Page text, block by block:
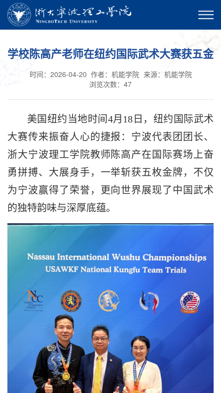
学校陈高产老师在纽约国际武术大赛获五金
时间：2026-04-20 作者：机能学院 来源：机能学院
浏览次数： 47
美国纽约当地时间4月18日，纽约国际武术
大赛传来振奋人心的捷报：宁波代表团团长、
浙大宁波理工学院教师陈高产在国际赛场上奋
勇拼搏、大展身手，一举斩获五枚金牌，不仅
为宁波赢得了荣誉，更向世界展现了中国武术
的独特韵味与深厚底蕴。